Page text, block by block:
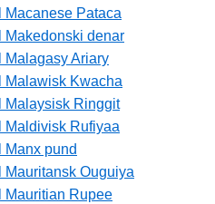
Macanese Pataca
Makedonski denar
Malagasy Ariary
Malawisk Kwacha
Malaysisk Ringgit
Maldivisk Rufiyaa
Manx pund
Mauritansk Ouguiya
Mauritian Rupee